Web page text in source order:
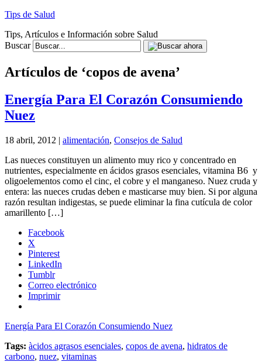
Tips de Salud
Tips, Artículos e Información sobre Salud
Buscar
Artículos de ‘copos de avena’
Energía Para El Corazón Consumiendo
Nuez
18 abril, 2012 | alimentación, Consejos de Salud
Las nueces constituyen un alimento muy rico y concentrado en
nutrientes, especialmente en ácidos grasos esenciales, vitamina B6 y
oligoelementos como el cinc, el cobre y el manganeso. Nuez cruda y
entera: las nueces crudas deben e masticarse muy bien. Si por alguna
razón resultan indigestas, se puede eliminar la fina cutícula de color
amarillento […]
Facebook
X
Pinterest
LinkedIn
Tumblr
Correo electrónico
Imprimir
Energía Para El Corazón Consumiendo Nuez
Tags: àcidos agrasos esenciales, copos de avena, hidratos de
carbono, nuez, vitaminas